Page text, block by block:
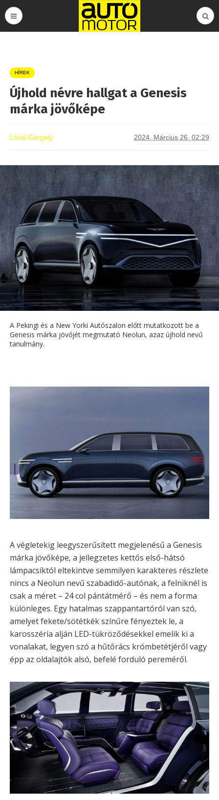
HÍREK
Újhold névre hallgat a Genesis
márka jövőképe
Lővei Gergely 2024. Március 26. 02:29
A Pekingi és a New Yorki Autószalon előtt mutatkozott be a
Genesis márka jövőjét megmutató Neolun, azaz újhold nevű
tanulmány.
A végletekig leegyszerűsített megjelenésű a Genesis
márka jövőképe, a jellegzetes kettős első-hátsó
lámpacsíktól eltekintve semmilyen karakteres részlete
nincs a Neolun nevű szabadidő-autónak, a felniknél is
csak a méret – 24 col pántátmérő – és nem a forma
különleges. Egy hatalmas szappantartóról van szó,
amelyet fekete/sötétkék színűre fényeztek le, a
karosszéria alján LED-tükröződésekkel emelik ki a
vonalakat, legyen szó a hűtőrács krómbetétjéről vagy
épp az oldalajtók alsó, befelé forduló pereméről.